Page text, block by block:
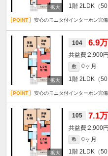
1階 2LDK（
安心のモニタ付インターホン完
104 6.9
2,900円
敷 0ヶ月
1階 2LDK（
安心のモニタ付インターホン完
105 7.1
2,900円
敷 0ヶ月
1階 2LDK（